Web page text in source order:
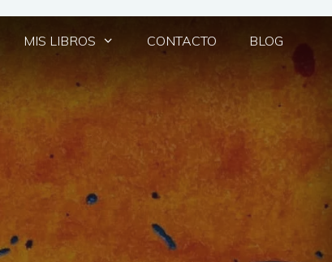
MIS LIBROS CONTACTO BLOG